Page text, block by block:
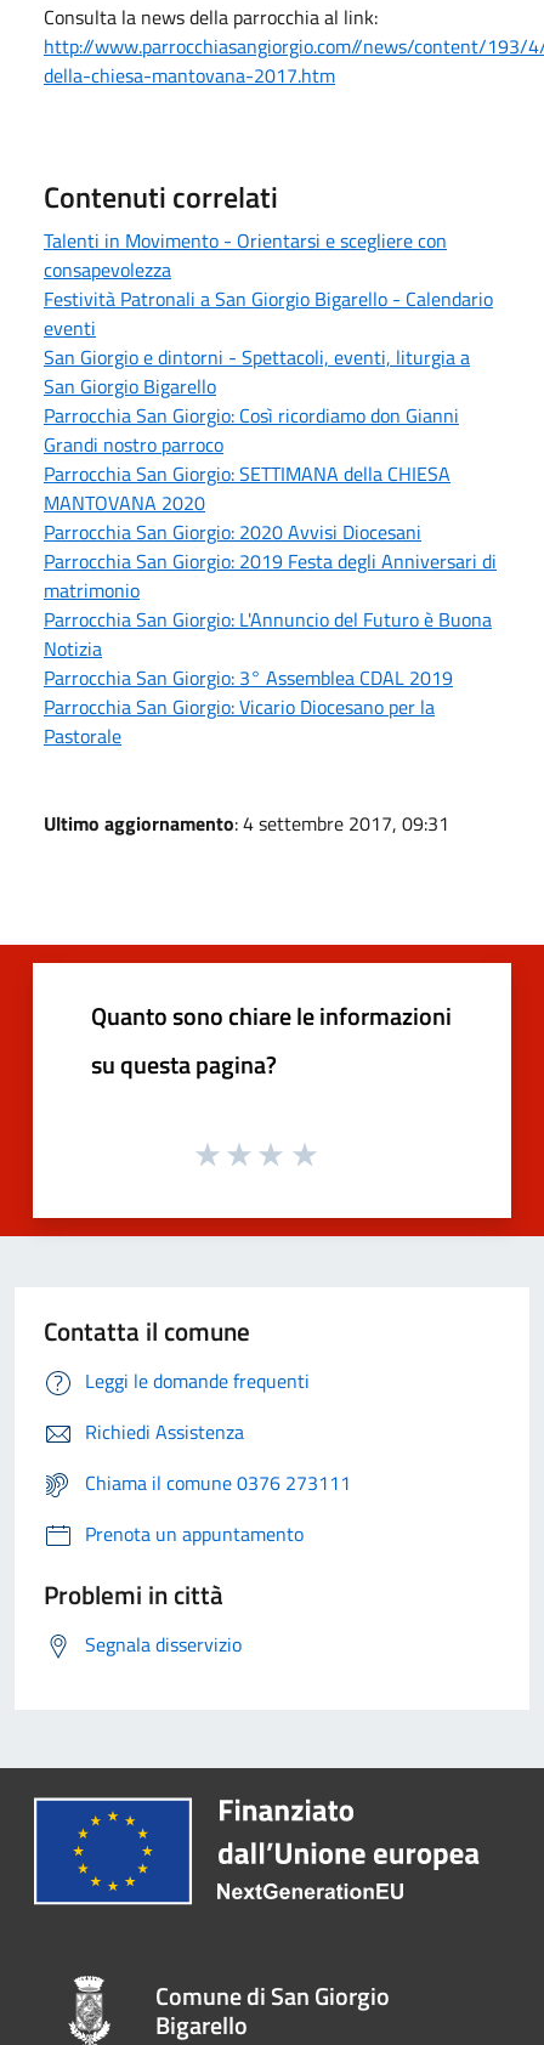
Consulta la news della parrocchia al link:
http://www.parrocchiasangiorgio.com//news/content/193/
della-chiesa-mantovana-2017.htm
Contenuti correlati
Talenti in Movimento - Orientarsi e scegliere con
consapevolezza
Festività Patronali a San Giorgio Bigarello - Calendario
eventi
San Giorgio e dintorni - Spettacoli, eventi, liturgia a
San Giorgio Bigarello
Parrocchia San Giorgio: Così ricordiamo don Gianni
Grandi nostro parroco
Parrocchia San Giorgio: SETTIMANA della CHIESA
MANTOVANA 2020
Parrocchia San Giorgio: 2020 Avvisi Diocesani
Parrocchia San Giorgio: 2019 Festa degli Anniversari di
matrimonio
Parrocchia San Giorgio: L'Annuncio del Futuro è Buona
Notizia
Parrocchia San Giorgio: 3° Assemblea CDAL 2019
Parrocchia San Giorgio: Vicario Diocesano per la
Pastorale
Ultimo aggiornamento: 4 settembre 2017, 09:31
Quanto sono chiare le informazioni
su questa pagina?
Contatta il comune
Leggi le domande frequenti
Richiedi Assistenza
Chiama il comune 0376 273111
Prenota un appuntamento
Problemi in città
Segnala disservizio
Comune di San Giorgio
Bigarello